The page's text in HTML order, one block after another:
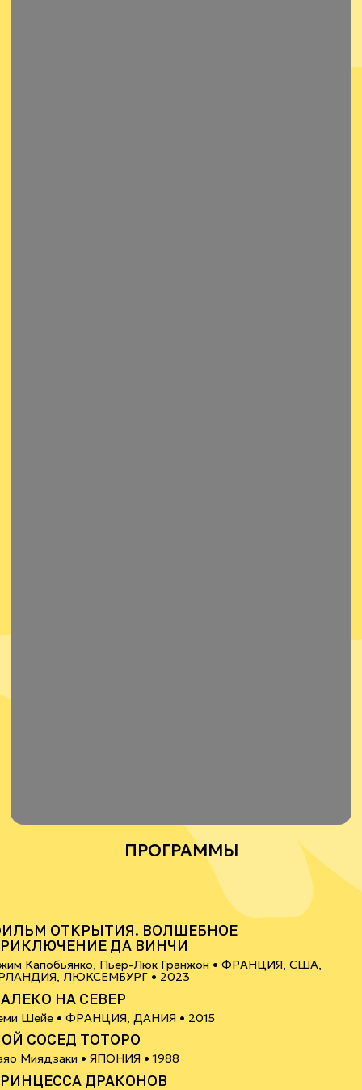
ПРОГРАММЫ
ОТКРЫТИЯ. ВОЛШЕБНОЕ
ДА ВИНЧИ
Капобьянко, Пьер-Люк Гранжон • ФРАНЦИЯ, США,
ЛЮКСЕМБУРГ • 2023
НА СЕВЕР
Шейе • ФРАНЦИЯ, ДАНИЯ • 2015
СОСЕД ТОТОРО
Миядзаки • ЯПОНИЯ • 1988
ДРАКОНОВ